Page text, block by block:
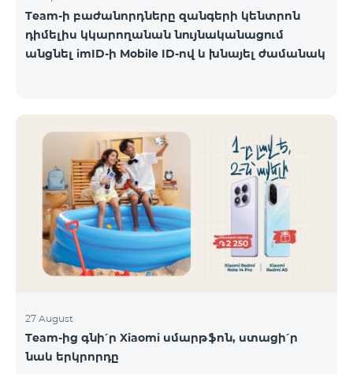
Team-ի բաժանորդները զանգերի կենտրոն
դիմելիս կկարողանան նույնականացում
անցնել imID-ի Mobile ID-ով և խնայել ժամանակ
27 August
Team-ից գնի՛ր Xiaomi սմարթֆոն, ստացի՛ր
նաև երկրորդը